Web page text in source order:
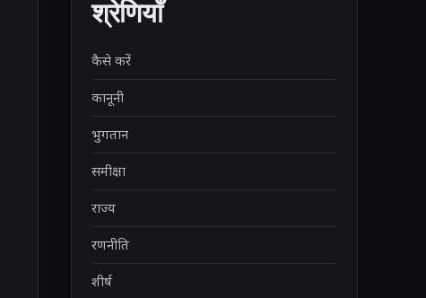
श्रेणियाँ
कैसे करें
कानूनी
भुगतान
समीक्षा
राज्य
रणनीति
शीर्ष